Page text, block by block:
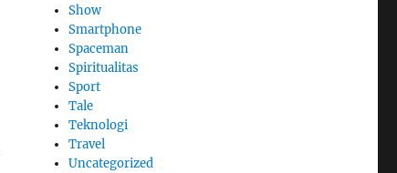
Show
Smartphone
Spaceman
Spiritualitas
Sport
Tale
Teknologi
Travel
Uncategorized